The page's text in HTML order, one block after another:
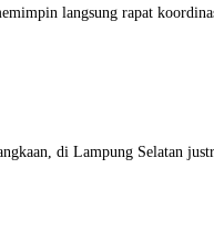
langsung rapat
di Lampung Selatan